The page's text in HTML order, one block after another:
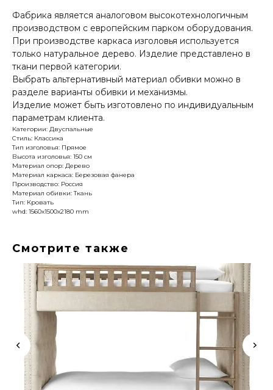
Фабрика является аналоговом высокотехнологичным
производством с европейским парком оборудования.
При производстве каркаса изголовья используется
только натуральное дерево. Изделие представлено в
ткани первой категории.
Выбрать альтернативный материал обивки можно в
разделе варианты обивки и механизмы.
Изделие может быть изготовлено по индивидуальным
параметрам клиента.
Категории: Двуспальные
Стиль: Классика
Тип изголовья: Прямое
Высота изголовья: 150 см
Материал опор: Дерево
Материал каркаса: Березовая фанера
Производство: Россия
Материал обивки: Ткань
Тип: Кровать
whd: 1560x1500x2180 mm
Смотрите также